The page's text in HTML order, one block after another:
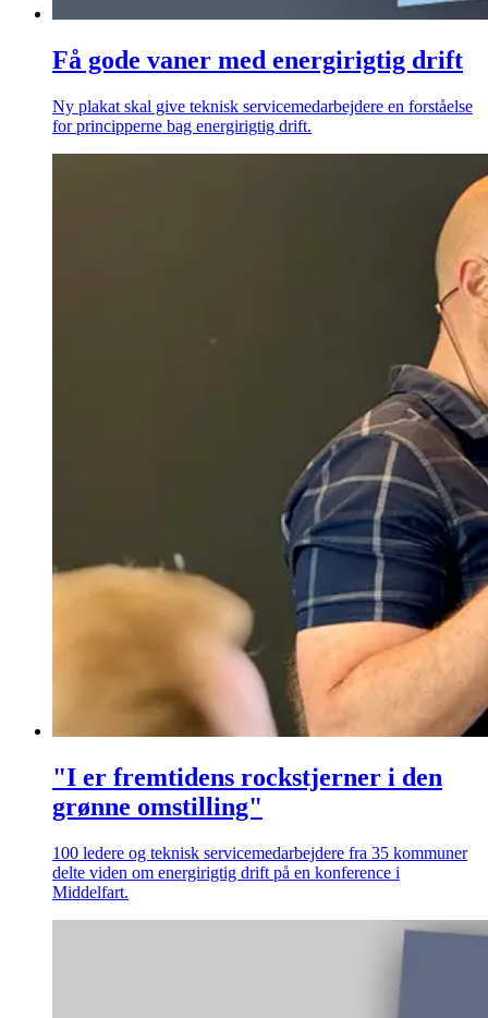
Få gode vaner med energirigtig drift
Ny plakat skal give teknisk servicemedarbejdere en forståelse
for principperne bag energirigtig drift.
"I er fremtidens rockstjerner i den
grønne omstilling"
100 ledere og teknisk servicemedarbejdere fra 35 kommuner
delte viden om energirigtig drift på en konference i
Middelfart.